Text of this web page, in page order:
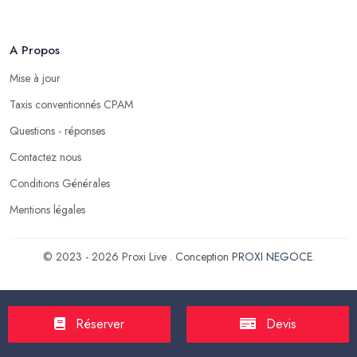
A Propos
Mise à jour
Taxis conventionnés CPAM
Questions - réponses
Contactez nous
Conditions Générales
Mentions légales
© 2023 - 2026 Proxi Live . Conception PROXI NEGOCE.
Réserver Devis